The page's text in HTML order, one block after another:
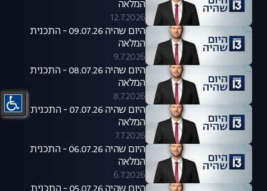
המלאה
12.7.2026
היום שהיה 09.07.26 - התכנית
המלאה
9.7.2026
היום שהיה 08.07.26 - התכנית
המלאה
8.7.2026
היום שהיה 07.07.26 - התכנית
המלאה
7.7.2026
היום שהיה 06.07.26 - התכנית
המלאה
6.7.2026